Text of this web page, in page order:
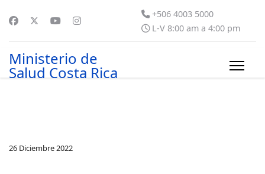
+506 4003 5000
L-V 8:00 am a 4:00 pm
Ministerio de
Salud Costa Rica
26 Diciembre 2022